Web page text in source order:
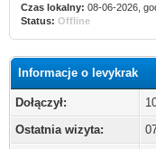
Czas lokalny: 08-06-2026,
Status: Offline
Informacje o levykrak
Dołączył:
Ostatnia wizyta: